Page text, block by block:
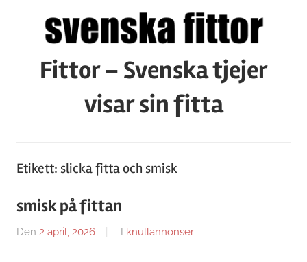
Fittor – Svenska tjejer
visar sin fitta
Etikett: slicka fitta och smisk
smisk på fittan
Den 2 april, 2026
Av
I knullannonser